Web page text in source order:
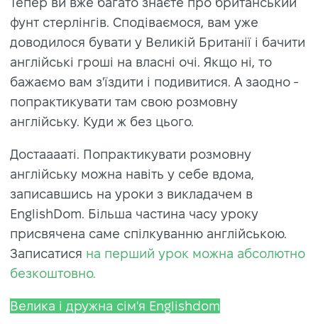
фунт стерлінгів. Сподіваємося, вам уже
доводилося бувати у Великій Британії і бачити
англійські гроші на власні очі. Якщо ні, то
бажаємо вам з'їздити і подивитися. А заодно -
попрактикувати там свою розмовну
англійську. Куди ж без цього.
Достааааті. Попрактикувати розмовну
англійську можна навіть у себе вдома,
записавшись на уроки з викладачем в
EnglishDom. Більша частина часу уроку
присвячена саме спілкуванню англійською.
Записатися на перший урок можна абсолютно
безкоштовно.
Велика і дружна сім'я Englishdom